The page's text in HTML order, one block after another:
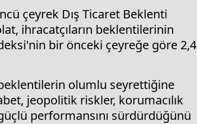
çeyrek Dış Ticaret Beklenti
ihracatçıların beklentilerinin
bir önceki çeyreğe göre 2,4
olumlu seyrettiğine
jeopolitik riskler, korumacılık
performansını sürdürdüğünü